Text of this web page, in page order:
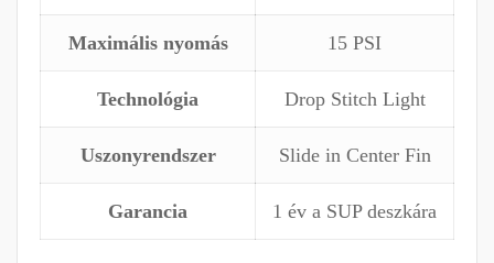
Maximális nyomás 15 PSI
Technológia Drop Stitch Light
Uszonyrendszer Slide in Center Fin
Garancia 1 év a SUP deszkára